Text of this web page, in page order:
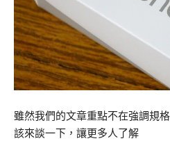
雖然我們的文章重點不在強調規
該來談一下，讓更多人了解